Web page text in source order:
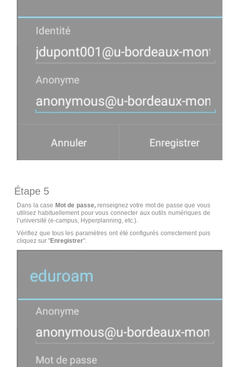
Étape 5
Dans la case Mot de passe,renseignez votre mot de passe que vous
utilisez habituellement pour vous connecter aux outils numériques de
l’université (e-campus, Hyperplanning, etc.).
Vérifiez que tous les paramètres ont été configurés correctement puis
cliquez sur "Enregistrer".